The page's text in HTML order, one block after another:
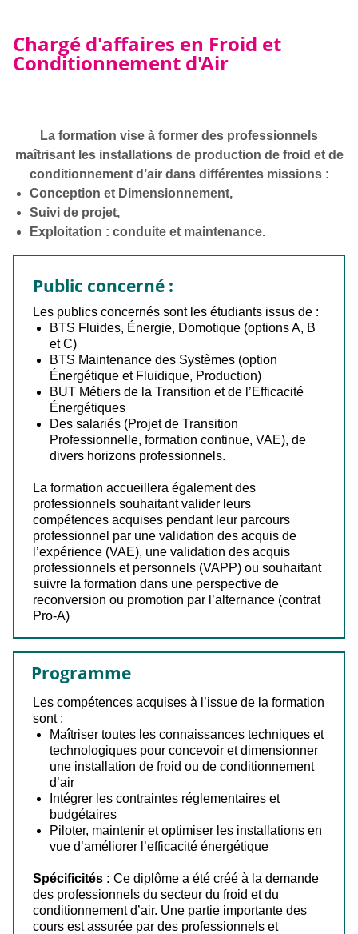
Chargé d'affaires en Froid et
Conditionnement d'Air
La formation vise à former des professionnels
maîtrisant les installations de production de froid et de
conditionnement d’air dans différentes missions :
Conception et Dimensionnement,
Suivi de projet,
Exploitation : conduite et maintenance.
Public concerné :
Les publics concernés sont les étudiants issus de :
BTS Fluides, Énergie, Domotique (options A, B
et C)
BTS Maintenance des Systèmes (option
Énergétique et Fluidique, Production)
BUT Métiers de la Transition et de l’Efficacité
Énergétiques
Des salariés (Projet de Transition
Professionnelle, formation continue, VAE), de
divers horizons professionnels.
La formation accueillera également des
professionnels souhaitant valider leurs
compétences acquises pendant leur parcours
professionnel par une validation des acquis de
l’expérience (VAE), une validation des acquis
professionnels et personnels (VAPP) ou souhaitant
suivre la formation dans une perspective de
reconversion ou promotion par l’alternance (contrat
Pro-A)
Programme
Les compétences acquises à l’issue de la formation
sont :
Maîtriser toutes les connaissances techniques et
technologiques pour concevoir et dimensionner
une installation de froid ou de conditionnement
d’air
Intégrer les contraintes réglementaires et
budgétaires
Piloter, maintenir et optimiser les installations en
vue d’améliorer l’efficacité énergétique
Spécificités : Ce diplôme a été créé à la demande
des professionnels du secteur du froid et du
conditionnement d’air. Une partie importante des
cours est assurée par des professionnels et